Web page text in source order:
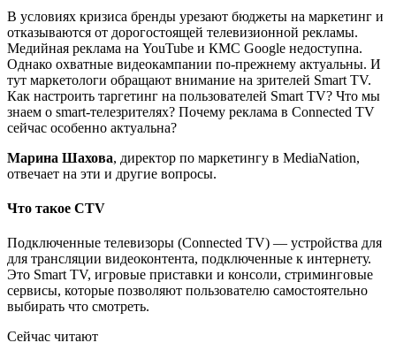
В условиях кризиса бренды урезают бюджеты на маркетинг и
отказываются от дорогостоящей телевизионной рекламы.
Медийная реклама на YouTube и КМС Google недоступна.
Однако охватные видеокампании по-прежнему актуальны. И
тут маркетологи обращают внимание на зрителей Smart TV.
Как настроить таргетинг на пользователей Smart TV? Что мы
знаем о smart-телезрителях? Почему реклама в Connected TV
сейчас особенно актуальна?
Марина Шахова, директор по маркетингу в MediaNation,
отвечает на эти и другие вопросы.
Что такое CTV
Подключенные телевизоры (Connected TV) — устройства для
для трансляции видеоконтента, подключенные к интернету.
Это Smart TV, игровые приставки и консоли, стриминговые
сервисы, которые позволяют пользователю самостоятельно
выбирать что смотреть.
Сейчас читают